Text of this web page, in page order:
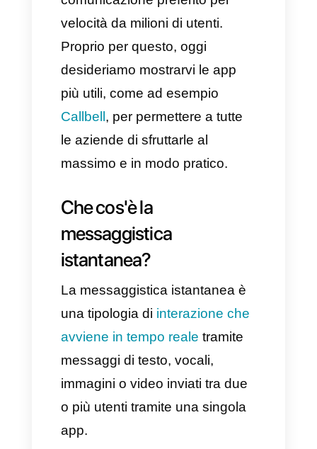
sicuramente emerso un nuovo
protagonista:la messaggistica
istantanea.
Oggigiorno, che sia nella vita
è affermato come il canale di
comunicazione preferito per
velocità da milioni di utenti.
Proprio per questo, oggi
desideriamo mostrarvi le app
più utili, come ad esempio
Callbell , per permettere a tutte
le aziende di sfruttarle al
massimo e in modo pratico.